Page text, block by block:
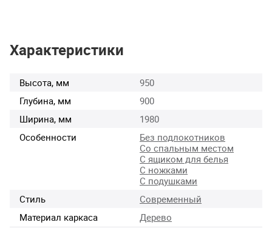
Характеристики
Высота, мм
950
Глубина, мм
900
Ширина, мм
1980
Особенности
Без подлокотников
Со спальным местом
С ящиком для белья
С ножками
С подушками
Стиль
Современный
Материал каркаса
Дерево